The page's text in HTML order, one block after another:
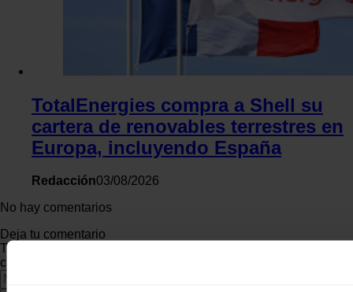
TotalEnergies compra a Shell su
cartera de renovables terrestres en
Europa, incluyendo España
Redacción03/08/2026
No hay comentarios
Deja tu comentario
Tu dirección de correo electrónico no será publicada. Todos los
campos son obligatorios